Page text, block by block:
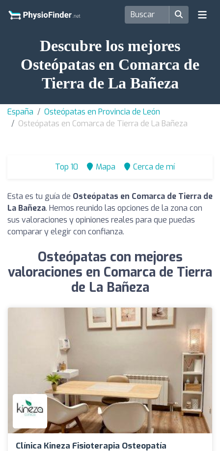
Descubre los mejores
Osteópatas en Comarca de
Tierra de La Bañeza
España
Osteópatas en Provincia de León
Osteópatas en Comarca de Tierra de La Bañeza
Top 10 Mapa Cerca de mí
Esta es tu guía de Osteópatas en Comarca de Tierra de
La Bañeza. Hemos reunido las opciones de la zona con
sus valoraciones y opiniones reales para que puedas
comparar y elegir con confianza.
Osteópatas con mejores
valoraciones en Comarca de Tierra
de La Bañeza
Clínica Kineza Fisioterapia Osteopatía